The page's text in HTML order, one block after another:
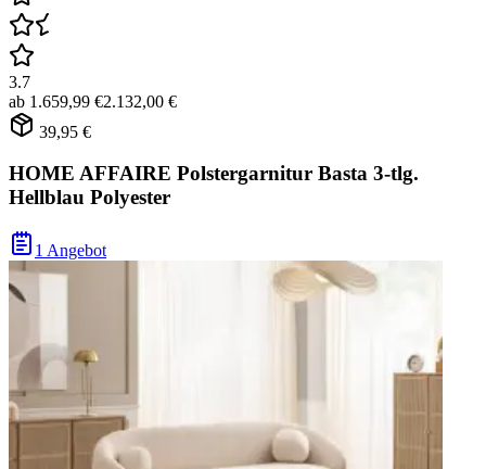
3.7
ab 1.659,99 €2.132,00 €
39,95 €
HOME AFFAIRE Polstergarnitur Basta 3-tlg.
Hellblau Polyester
1 Angebot